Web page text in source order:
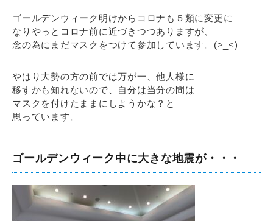
ゴールデンウィーク明けからコロナも５類に変更に
なりやっとコロナ前に近づきつつありますが、
念の為にまだマスクをつけて参加しています。(>_<)
やはり大勢の方の前では万が一、他人様に
移すかも知れないので、自分は当分の間は
マスクを付けたままにしようかな？と
思っています。
ゴールデンウィーク中に大きな地震が・・・